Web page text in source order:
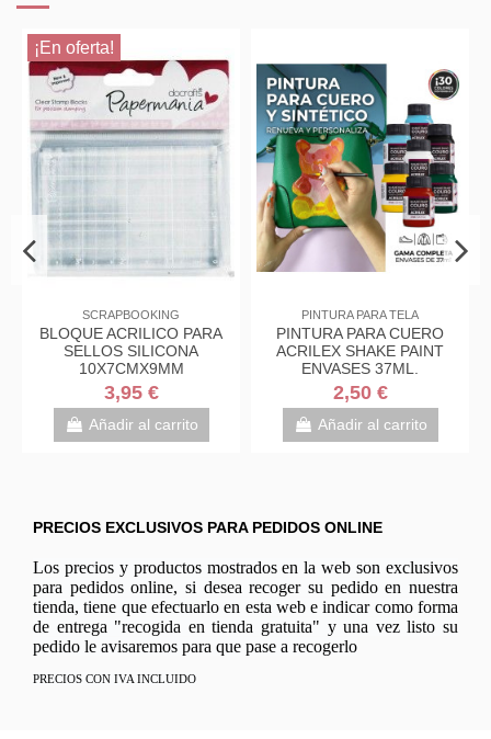
¡En oferta!
SCRAPBOOKING
BLOQUE ACRILICO PARA
SELLOS SILICONA
10X7CMX9MM
3,95 €
Añadir al carrito
PINTURA PARA TELA
PINTURA PARA CUERO
ACRILEX SHAKE PAINT
ENVASES 37ML.
2,50 €
Añadir al carrito
PRECIOS EXCLUSIVOS PARA PEDIDOS ONLINE
Los precios y productos mostrados en la web son exclusivos
para pedidos online, si desea recoger su pedido en nuestra
tienda, tiene que efectuarlo en esta web e indicar como forma
de entrega "recogida en tienda gratuita" y una vez listo su
pedido le avisaremos para que pase a recogerlo
PRECIOS CON IVA INCLUIDO